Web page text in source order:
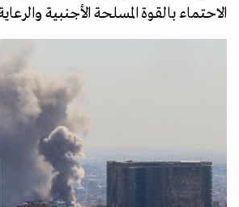
الاحتماء بالقوة المسلحة الأجنبية